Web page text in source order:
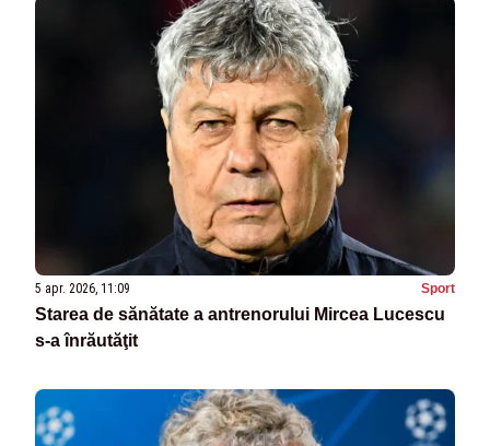
5 apr. 2026, 11:09 Sport
Starea de sănătate a antrenorului Mircea Lucescu
s-a înrăutăţit